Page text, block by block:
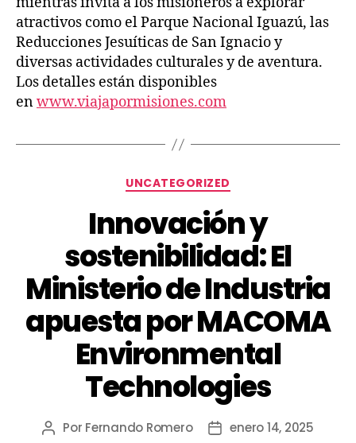
atractivos como el Parque Nacional Iguazú, las
Reducciones Jesuíticas de San Ignacio y
diversas actividades culturales y de aventura.
Los detalles están disponibles
enwww.viajapormisiones.com
UNCATEGORIZED
Innovación y
sostenibilidad: El
Ministerio de Industria
apuesta por MACOMA
Environmental
Technologies
Por Fernando Romero enero 14, 2025